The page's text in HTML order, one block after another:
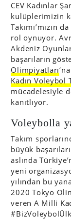
CEV Kadınlar
kulüplerimizin
Takımı’mızın
rol oynuyor.
Akdeniz
başarıların
Olimpiyatları
Kadın Voleybol
mücadelesiyle
kanıtlıyor.
Voleybolla
Takım
büyük
aslında
yeni
yılından bu
2020 Tokyo
veren A Milli